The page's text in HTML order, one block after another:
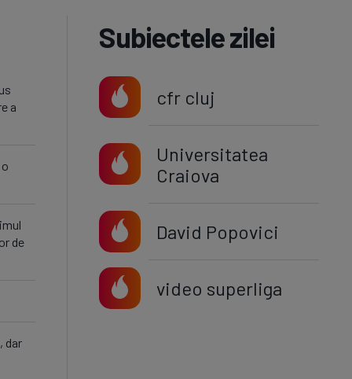
a
de
dar
Subiectele zilei
cfr cluj
Universitatea
Craiova
David Popovici
video superliga